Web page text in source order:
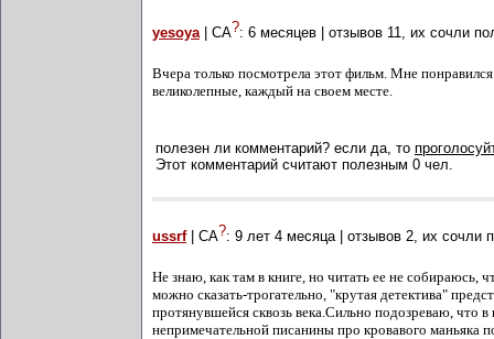
yesoya| СА?: 6 месяцев | отзывов 11, их сочли
Вчера только посмотрела этот фильм. Мне
великолепные, каждый на своем месте.
полезен ли комментарий? если да, то
Этот комментарий считают полезным 0 чел.
ussrf| СА?: 9 лет 4 месяца| отзывов 2, их сочли
Не знаю, как там в книге, но читать ее не собираюсь,
можно сказать-трогательно, "крутая детектива"
протянувшейся сквозь века.Сильно подозреваю, что в
непримечательной писанины про кровавого маньяка